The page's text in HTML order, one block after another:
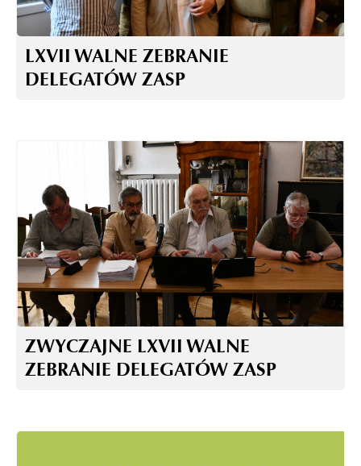
LXVII WALNE ZEBRANIE
DELEGATÓW ZASP
ZWYCZAJNE LXVII WALNE
ZEBRANIE DELEGATÓW ZASP